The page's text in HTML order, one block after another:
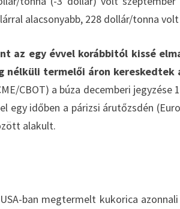
alacsonyabb, 228 dollár/tonna
az egy évvel korábbitól kissé
termelői áron kereskedtek
CBOT) a búza decemberi
egy időben a párizsi árutőzsdén
alakult.
ban megtermelt kukorica